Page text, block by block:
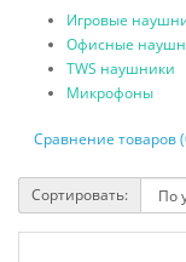
Игровые
Офисные
TWS наушники
Микрофоны
Сравнение товаров
Сортировать: